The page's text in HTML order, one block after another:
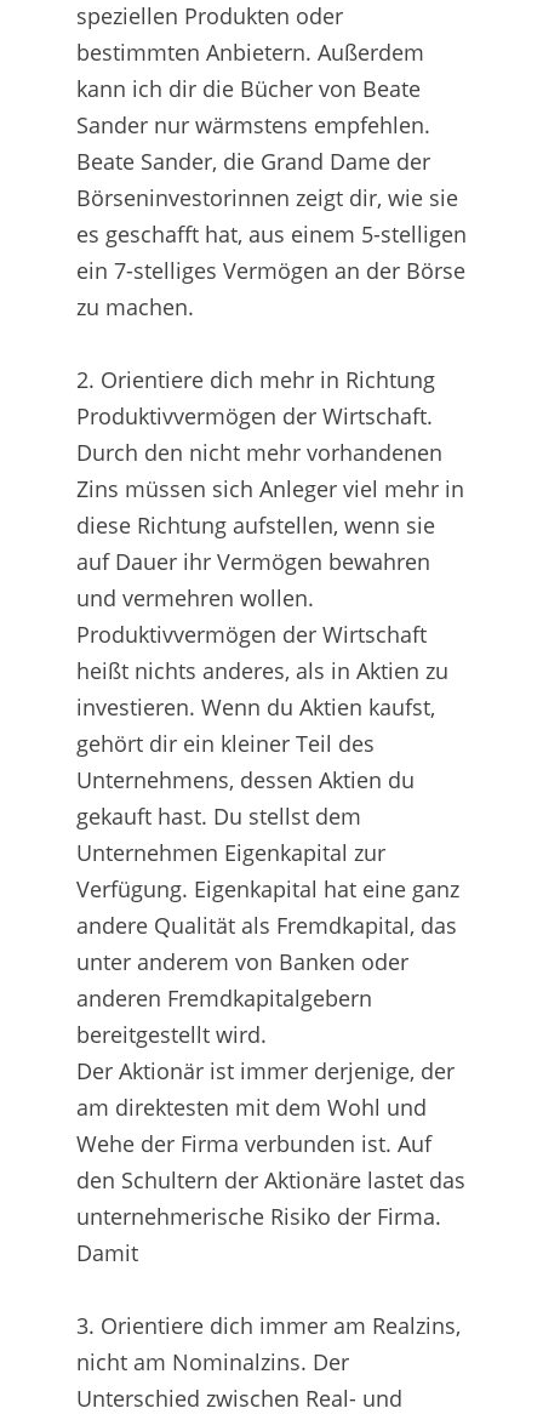
speziellen Produkten oder
bestimmten Anbietern. Außerdem
kann ich dir die Bücher von Beate
Sander nur wärmstens empfehlen.
Beate Sander, die Grand Dame der
Börseninvestorinnen zeigt dir, wie sie
es geschafft hat, aus einem 5-stelligen
ein 7-stelliges Vermögen an der Börse
zu machen.
2. Orientiere dich mehr in Richtung
Produktivvermögen der Wirtschaft.
Durch den nicht mehr vorhandenen
Zins müssen sich Anleger viel mehr in
diese Richtung aufstellen, wenn sie
auf Dauer ihr Vermögen bewahren
und vermehren wollen.
Produktivvermögen der Wirtschaft
heißt nichts anderes, als in Aktien zu
investieren. Wenn du Aktien kaufst,
gehört dir ein kleiner Teil des
Unternehmens, dessen Aktien du
gekauft hast. Du stellst dem
Unternehmen Eigenkapital zur
Verfügung. Eigenkapital hat eine ganz
andere Qualität als Fremdkapital, das
unter anderem von Banken oder
anderen Fremdkapitalgebern
bereitgestellt wird.
Der Aktionär ist immer derjenige, der
am direktesten mit dem Wohl und
Wehe der Firma verbunden ist. Auf
den Schultern der Aktionäre lastet das
unternehmerische Risiko der Firma.
Damit
3. Orientiere dich immer am Realzins,
nicht am Nominalzins. Der
Unterschied zwischen Real- und